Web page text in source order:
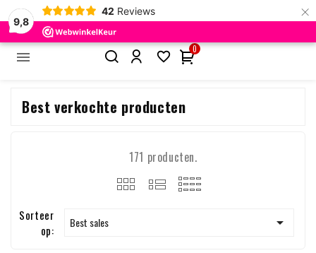
9,8
42 Reviews ×
 
0
Best verkochte producten
Best verkochte producten
171 producten.
Sorteer
op:
Best sales 